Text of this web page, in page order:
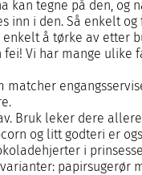
kan tegne på den, og
inn i den. Så enkelt og
å tørke av etter
Vi har mange ulike
Bruk leker dere
og litt godteri er
i
papirsugerør